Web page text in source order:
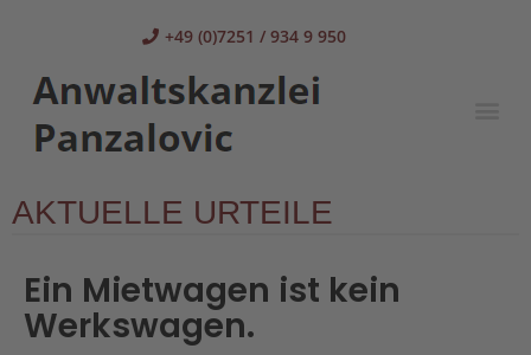
+49 (0)7251 / 934 9 950
AKTUELLE URTEILE
Ein Mietwagen ist kein
Werkswagen.